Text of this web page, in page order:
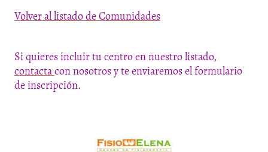
Volver al listado de Comunidades
Si quieres incluir tu centro en nuestro listado,
contactacon nosotros y te enviaremos el formulario
de inscripción.